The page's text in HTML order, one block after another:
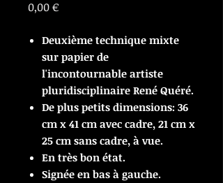
0,00 €Prix
Deuxième technique mixte
sur papier de
l'incontournable artiste
pluridisciplinaire René Quéré.
De plus petits dimensions: 36
cm x 41 cm avec cadre, 21 cm x
25 cm sans cadre, à vue.
En très bon état.
Signée en bas à gauche.